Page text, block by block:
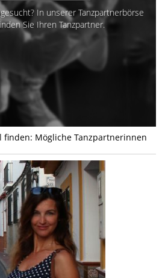
In unserer Tanzpartnerbörse
Sie Ihren Tanzpartner.
finden: Mögliche Tanzpartnerinnen